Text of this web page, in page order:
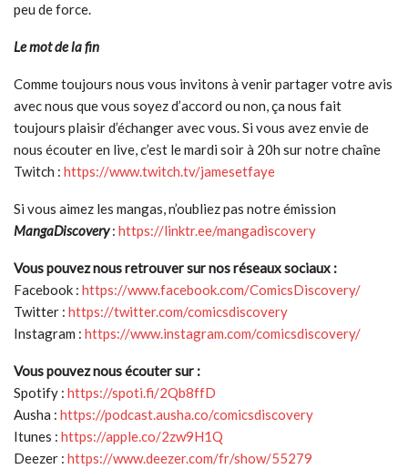
peu de force.
Le mot de la fin
Comme toujours nous vous invitons à venir partager votre avis
avec nous que vous soyez d’accord ou non, ça nous fait
toujours plaisir d’échanger avec vous. Si vous avez envie de
nous écouter en live, c’est le mardi soir à 20h sur notre chaîne
Twitch : https://www.twitch.tv/jamesetfaye
Si vous aimez les mangas, n’oubliez pas notre émission
MangaDiscovery: https://linktr.ee/mangadiscovery
Vous pouvez nous retrouver sur nos réseaux sociaux :
Facebook : https://www.facebook.com/ComicsDiscovery/
Twitter : https://twitter.com/comicsdiscovery
Instagram : https://www.instagram.com/comicsdiscovery/
Vous pouvez nous écouter sur :
Spotify : https://spoti.fi/2Qb8ffD
Ausha : https://podcast.ausha.co/comicsdiscovery
Itunes : https://apple.co/2zw9H1Q
Deezer : https://www.deezer.com/fr/show/55279